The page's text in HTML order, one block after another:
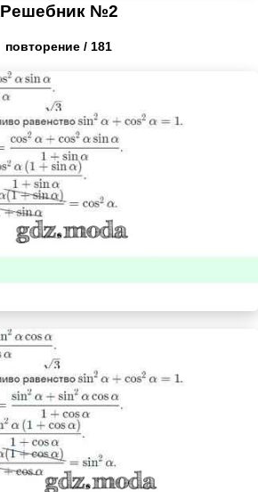
Решебник №2
повторение / 181